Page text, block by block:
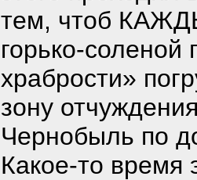
тем, чтоб
горько-
храбрости»
зону
Чернобыль по
Какое-то время